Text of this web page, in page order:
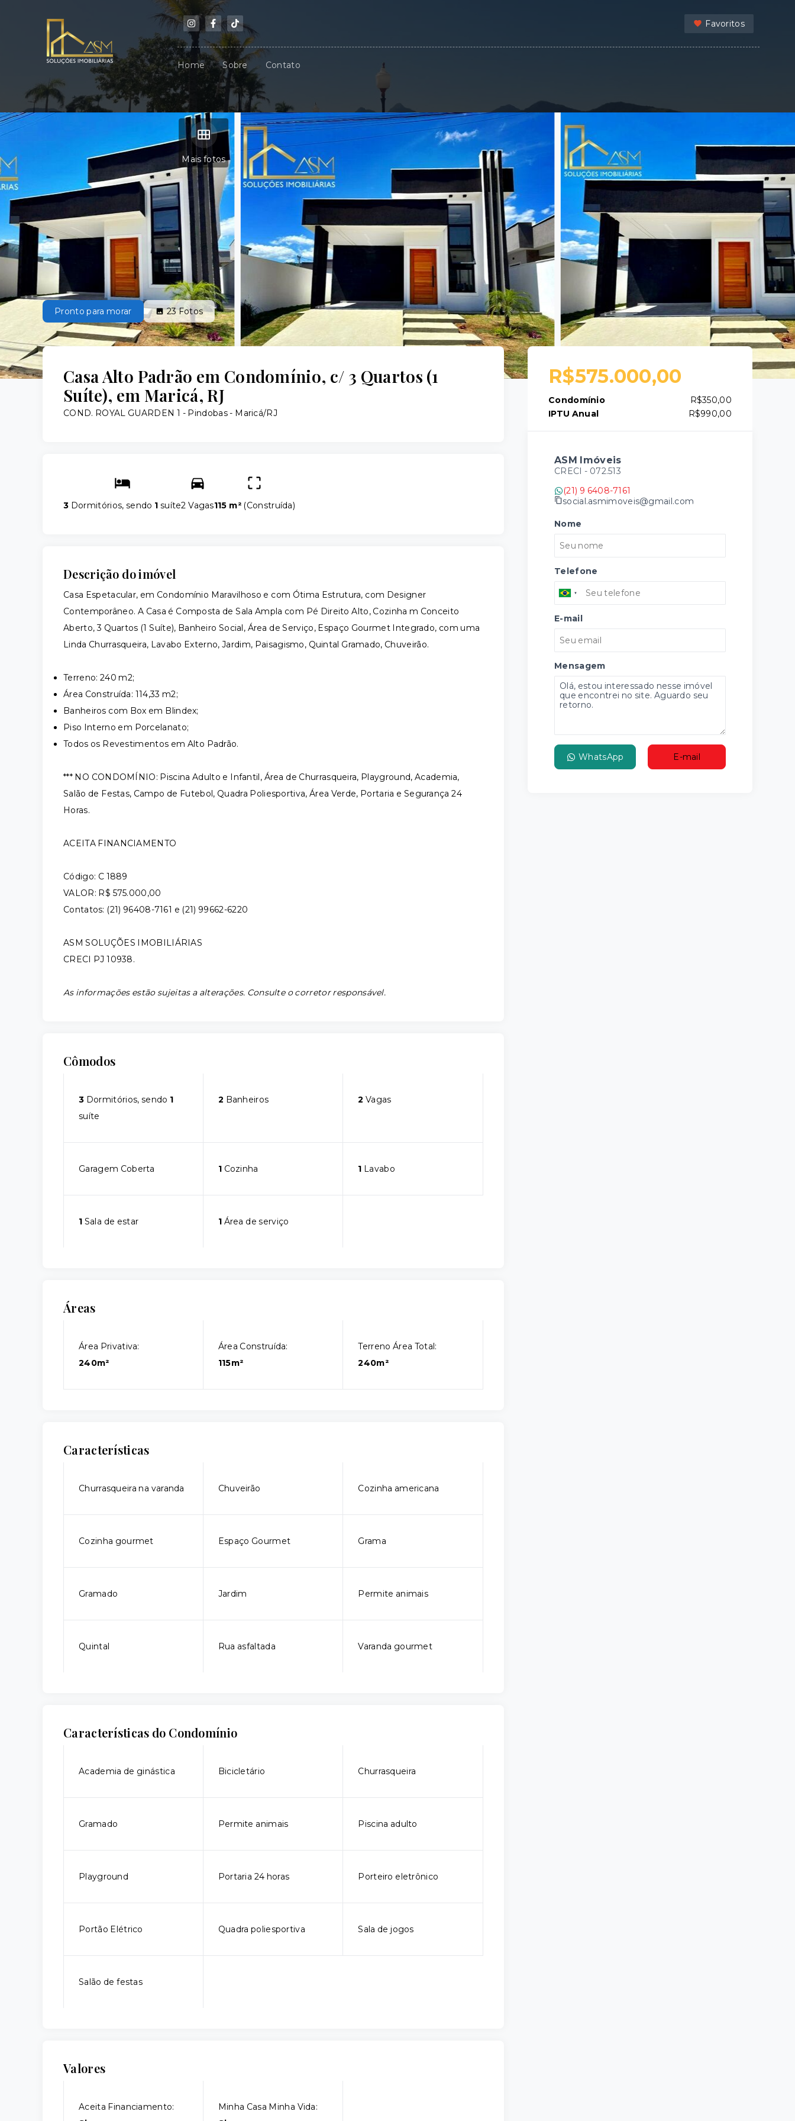
Favoritos
Home Sobre Contato
Mais fotos
Pronto para morar 23Fotos
Casa Alto Padrão em Condomínio, c/ 3 Quartos (1
Suíte), em Maricá, RJ
COND. ROYAL GUARDEN 1 - Pindobas - Maricá/RJ
3 Dormitórios, sendo 1 suíte2 Vagas115 m² (Construída)
Descrição do imóvel
Casa Espetacular, em Condomínio Maravilhoso e com Ótima Estrutura, com Designer
Contemporâneo. A Casa é Composta de Sala Ampla com Pé Direito Alto, Cozinha m Conceito
Aberto, 3 Quartos (1 Suíte), Banheiro Social, Área de Serviço, Espaço Gourmet Integrado, com uma
Linda Churrasqueira, Lavabo Externo, Jardim, Paisagismo, Quintal Gramado, Chuveirão.
Terreno: 240 m2;
Área Construída: 114,33 m2;
Banheiros com Box em Blindex;
Piso Interno em Porcelanato;
Todos os Revestimentos em Alto Padrão.
*** NO CONDOMÍNIO: Piscina Adulto e Infantil, Área de Churrasqueira, Playground, Academia,
Salão de Festas, Campo de Futebol, Quadra Poliesportiva, Área Verde, Portaria e Segurança 24
Horas.
ACEITA FINANCIAMENTO
Código: C 1889
VALOR: R$ 575.000,00
Contatos: (21) 96408-7161 e (21) 99662-6220
ASM SOLUÇÕES IMOBILIÁRIAS
CRECI PJ 10938.
As informações estão sujeitas a alterações. Consulte o corretor responsável.
Cômodos
3 Dormitórios, sendo 1
suíte
2 Banheiros 2 Vagas
Garagem Coberta 1Cozinha 1 Lavabo
1 Sala de estar 1Área de serviço
Áreas
Área Privativa:
240m²
Área Construída:
115m²
Terreno Área Total:
240m²
Características
Churrasqueira na varanda Chuveirão Cozinha americana
Cozinha gourmet Espaço Gourmet Grama
Gramado Jardim Permite animais
Quintal Rua asfaltada Varanda gourmet
Características do Condomínio
Academia de ginástica Bicicletário Churrasqueira
Gramado Permite animais Piscina adulto
Playground Portaria 24 horas Porteiro eletrônico
Portão Elétrico Quadra poliesportiva Sala de jogos
Salão de festas
Valores
Aceita Financiamento:
Minha Casa Minha Vida:
R$575.000,00
Condomínio
R$350,00
IPTU Anual
R$990,00
ASM Imóveis
CRECI - 072.513
(21) 9 6408-7161
social.asmimoveis@gmail.com
Nome
Telefone
E-mail
Mensagem
WhatsApp E-mail